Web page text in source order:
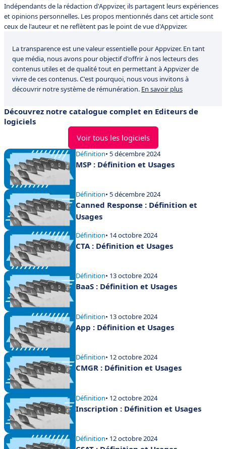
Indépendants de la rédaction d'Appvizer, ils partagent leurs expériences
et opinions personnelles. Les propos mentionnés dans cet article sont
ceux de l'auteur et ne reflètent pas le point de vue d'Appvizer.
La transparence est une valeur essentielle pour Appvizer. En tant
que média, nous avons pour objectif d'offrir à nos lecteurs des
contenus utiles et de qualité tout en permettant à Appvizer de
vivre de ces contenus. C'est pourquoi, nous vous invitons à
découvrir notre système de rémunération. En savoir plus
Découvrez notre catalogue complet en Editeurs de
logiciels
Voir tous les logiciels
Définition• 5 décembre 2024
MSP : Définition et Usages
Définition• 5 décembre 2024
Canned Response : Définition et
Usages
Définition• 14 octobre 2024
CTA : Définition et Usages
Définition• 13 octobre 2024
BaaS : Définition et Usages
Définition• 13 octobre 2024
App : Définition et Usages
Définition• 12 octobre 2024
CMGR : Définition et Usages
Définition• 12 octobre 2024
Inscription : Définition et Usages
Définition• 12 octobre 2024